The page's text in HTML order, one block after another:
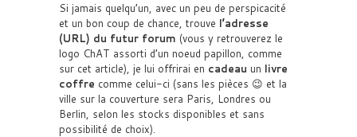
Si jamais quelqu’un, avec un peu de perspicacité
et un bon coup de chance, trouve l’adresse
(URL) du futur forum (vous y retrouverez le
logo ChAT assorti d’un noeud papillon, comme
sur cet article), je lui offrirai en cadeau un livre
coffre comme celui-ci (sans les pièces 😉 et la
ville sur la couverture sera Paris, Londres ou
Berlin, selon les stocks disponibles et sans
possibilité de choix).